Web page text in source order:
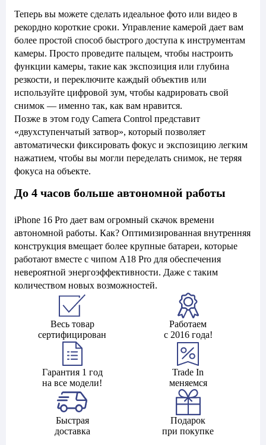
Теперь вы можете сделать идеальное фото или видео в
рекордно короткие сроки. Управление камерой дает вам
более простой способ быстрого доступа к инструментам
камеры. Просто проведите пальцем, чтобы настроить
функции камеры, такие как экспозиция или глубина
резкости, и переключите каждый объектив или
используйте цифровой зум, чтобы кадрировать свой
снимок — именно так, как вам нравится.
Позже в этом году Camera Control представит
«двухступенчатый затвор», который позволяет
автоматически фиксировать фокус и экспозицию легким
нажатием, чтобы вы могли переделать снимок, не теряя
фокуса на объекте.
До 4 часов больше автономной работы
iPhone 16 Pro дает вам огромный скачок времени
автономной работы. Как? Оптимизированная внутренняя
конструкция вмещает более крупные батареи, которые
работают вместе с чипом A18 Pro для обеспечения
невероятной энергоэффективности. Даже с таким
количеством новых возможностей.
Весь товар
сертифицирован
Работаем
с 2016 года!
Гарантия 1 год
на все модели!
Trade In
меняемся
Быстрая
доставка
Подарок
при покупке